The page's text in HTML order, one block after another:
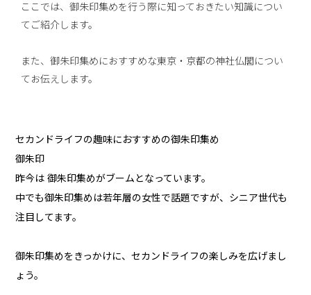
ここでは、御朱印集めを行う際に知っておきたい知識につい
てご紹介します。
また、御朱印集めにおすすめな東京・京都の神社仏閣につい
てお伝えします。
セカンドライフの趣味におすすめの御朱印集め
御朱印
昨今は 御朱印集めがブームとなっています。
中でも御朱印集めは若年層の女性で話題ですが、シニア世代も
注目してます。
御朱印集めをきっかけに、セカンドライフの楽しみを広げまし
ょう。